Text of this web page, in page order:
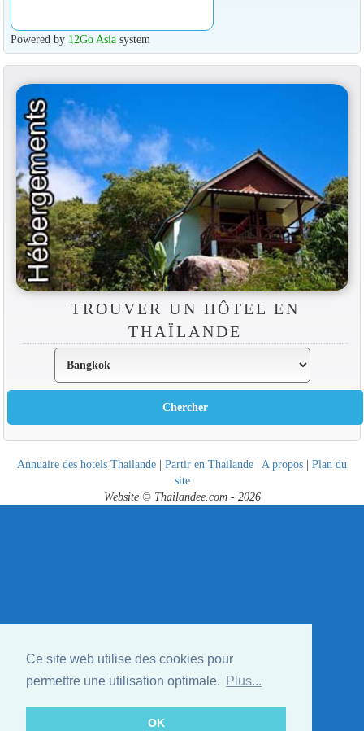
Ce site web utilise des cookies pour
permettre une utilisation optimale.
Plus...
OK
Powered by 12Go Asiasystem
TROUVER UN HÔTEL EN
THAÏLANDE
Annuaire des hotels Thailande | Partir en Thailande | A propos | Plan du
site
Website © Thailandee.com - 2026